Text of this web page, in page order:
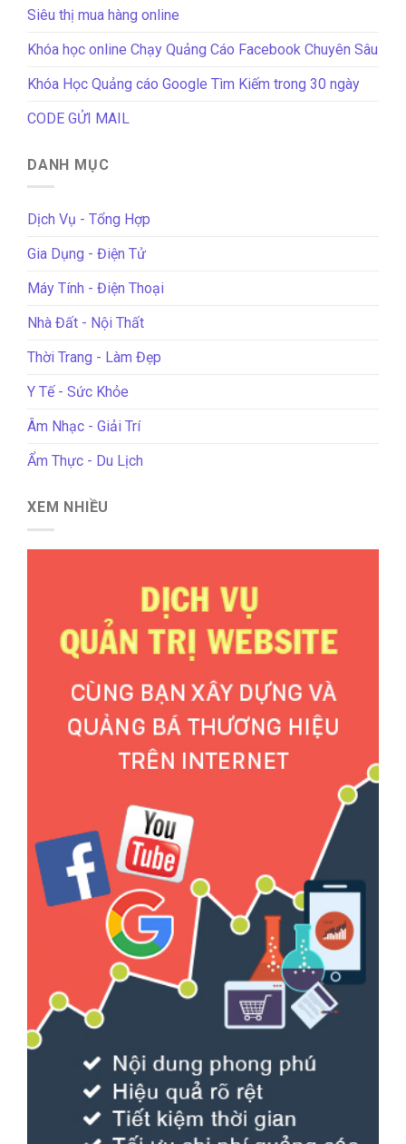
Siêu thị mua hàng online
Khóa học online Chạy Quảng Cáo Facebook Chuyên Sâu
Khóa Học Quảng cáo Google Tìm Kiếm trong 30 ngày
CODE GỬI MAIL
DANH MỤC
Dịch Vụ - Tổng Hợp
Gia Dụng - Điện Tử
Máy Tính - Điện Thoại
Nhà Đất - Nội Thất
Thời Trang - Làm Đẹp
Y Tế - Sức Khỏe
Âm Nhạc - Giải Trí
Ẩm Thực - Du Lịch
XEM NHIỀU